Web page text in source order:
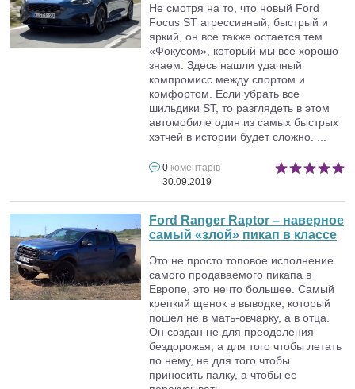
Не смотря на то, что новый Ford
Focus ST агрессивный, быстрый и
яркий, он все также остается тем
«Фокусом», который мы все хорошо
знаем. Здесь нашли удачный
компромисс между спортом и
комфортом. Если убрать все
шильдики ST, то разглядеть в этом
автомобиле один из самых быстрых
хэтчей в истории будет сложно. ...
0 коментарів
30.09.2019
Ford Ranger Raptor – наверное
самый «злой» пикап в классе
Это не просто топовое исполнение
самого продаваемого пикапа в
Европе, это нечто большее. Самый
крепкий щенок в выводке, который
пошел не в мать-овчарку, а в отца.
Он создан не для преодоления
бездорожья, а для того чтобы летать
по нему, не для того чтобы
приносить палку, а чтобы ее